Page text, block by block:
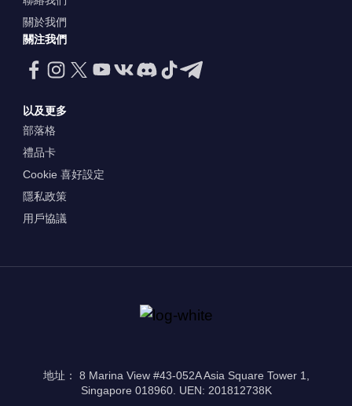
關於我們
關注我們
以及更多
部落格
禮品卡
Cookie 喜好設定
隱私政策
用戶協議
地址： 8 Marina View #43-052A Asia Square Tower 1,
Singapore 018960. UEN: 201812738K